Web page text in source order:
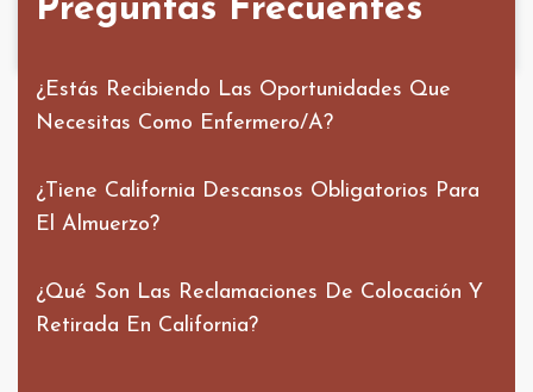
Preguntas Frecuentes
¿Estás Recibiendo Las Oportunidades Que
Necesitas Como Enfermero/a?
¿Tiene California Descansos Obligatorios Para
El Almuerzo?
¿Qué Son Las Reclamaciones De Colocación Y
Retirada En California?